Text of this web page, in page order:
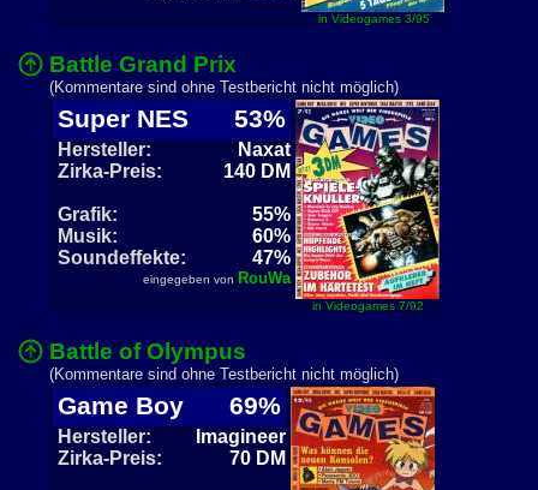
in Videogames 3/95
Battle Grand Prix
(Kommentare sind ohne Testbericht nicht möglich)
Super NES 53%
Hersteller:
Naxat
Zirka-Preis:
140 DM
Grafik:
55%
Musik:
60%
Soundeffekte:
47%
eingegeben von RouWa
in Videogames 7/92
Battle of Olympus
(Kommentare sind ohne Testbericht nicht möglich)
Game Boy 69%
Hersteller:
Imagineer
Zirka-Preis:
70 DM